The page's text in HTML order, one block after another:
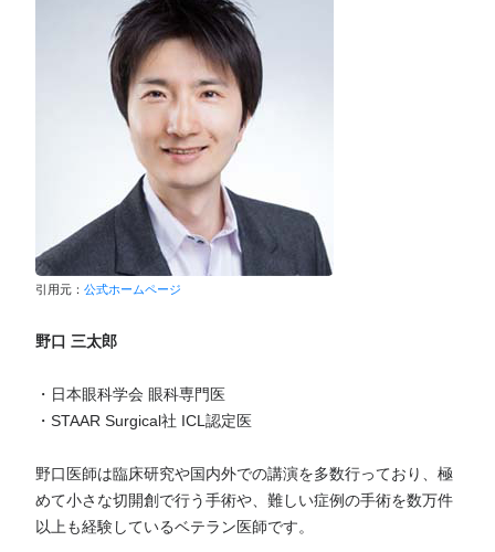
引用元： 公式ホームページ
野口 三太郎
・日本眼科学会 眼科専門医
・STAAR Surgical社 ICL認定医
野口医師は臨床研究や国内外での講演を多数行っており、極
めて小さな切開創で行う手術や、難しい症例の手術を数万件
以上も経験しているベテラン医師です。